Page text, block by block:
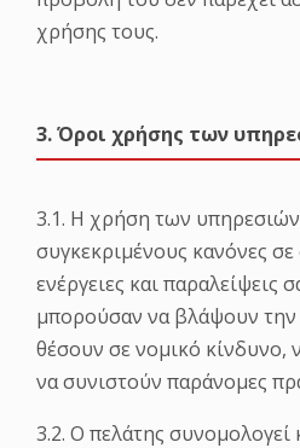
χρήσης τους.
3. Όροι χρήσης των
3.1. Η χρήση των υπηρεσιών
συγκεκριμένους κανόνες
ενέργειες και παραλείψεις
μπορούσαν να βλάψουν την
θέσουν σε νομικό κίνδυνο,
να συνιστούν παράνομες
3.2. Ο πελάτης συνομολογεί